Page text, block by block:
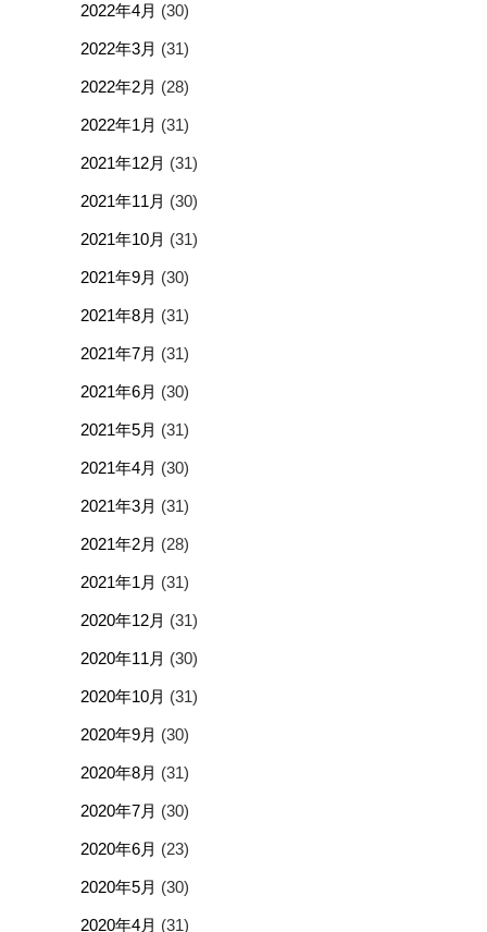
2022年4月 (30)
2022年3月 (31)
2022年2月 (28)
2022年1月 (31)
2021年12月 (31)
2021年11月 (30)
2021年10月 (31)
2021年9月 (30)
2021年8月 (31)
2021年7月 (31)
2021年6月 (30)
2021年5月 (31)
2021年4月 (30)
2021年3月 (31)
2021年2月 (28)
2021年1月 (31)
2020年12月 (31)
2020年11月 (30)
2020年10月 (31)
2020年9月 (30)
2020年8月 (31)
2020年7月 (30)
2020年6月 (23)
2020年5月 (30)
2020年4月 (31)